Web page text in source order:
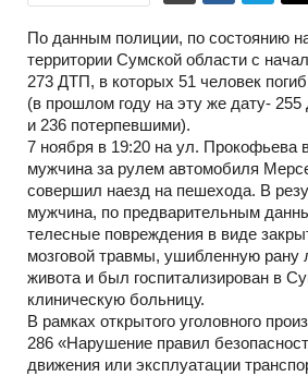
По данным полиции, по состоянию
территории Сумской области с
273 ДТП, в которых 51 человек
(в прошлом году на эту же дату-
и 236 потерпевшими).
7 ноября в 19:20 на ул. Прокофьева
мужчина за рулем автомобиля
совершил наезд на пешехода. В
мужчина, по предварительным
телесные повреждения в виде
мозговой травмы, ушибленную рану
живота и был госпитализирован в
клиническую больницу.
В рамках открытого уголовного
286 «Нарушение правил
движения или эксплуатации